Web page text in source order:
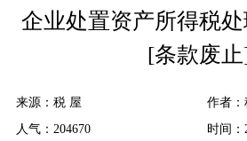
企业处置资产所得税
[条款废
来源： 税 屋
作者：
人气： 204670 时间：